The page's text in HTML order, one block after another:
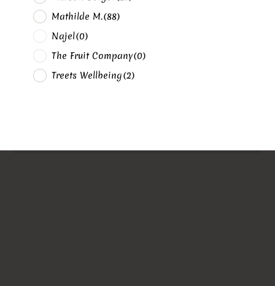
Mathilde M.(88)
Najel(0)
The Fruit Company(0)
Treets Wellbeing(2)